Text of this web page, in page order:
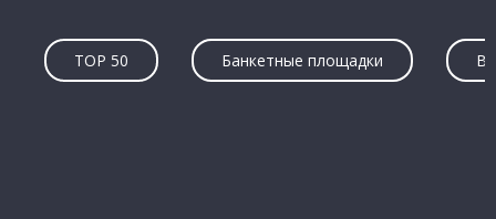
TOP 50 Банкетные площадки